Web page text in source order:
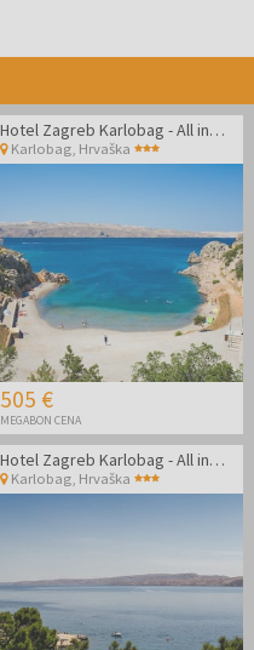
Hotel Zagreb Karlobag - All inclusive light poletje - Soba z balkonom
Karlobag, Hrvaška
505 €
MEGABON CENA
Hotel Zagreb Karlobag - All inclusive light pozdrav poletju
Karlobag, Hrvaška